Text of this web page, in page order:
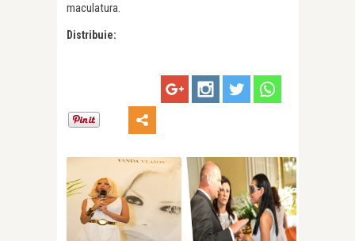
maculatura.
Distribuie: